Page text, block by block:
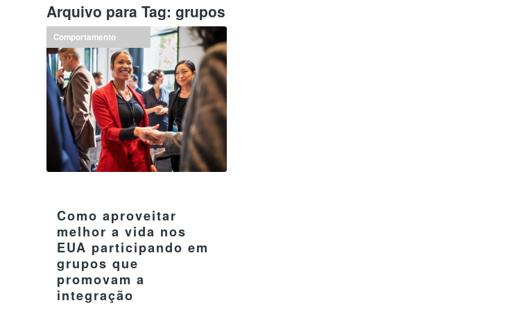
Arquivo para Tag: grupos
Comportamento
Como aproveitar
melhor a vida nos
EUA participando em
grupos que
promovam a
integração